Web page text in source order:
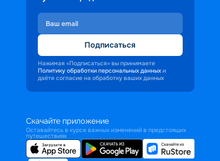
Подписаться
Нажимая «Подписаться» вы принимаете
Политику обработки персональных данных и
даёте согласие на обработку ваших данных
Скачайте приложение
Оставайтесь в курсе важных изменений в предстоящих
путешествиях